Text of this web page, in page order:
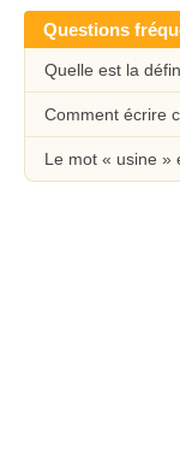
Questions
Quelle est la
Comment écrire
Le mot « usine »